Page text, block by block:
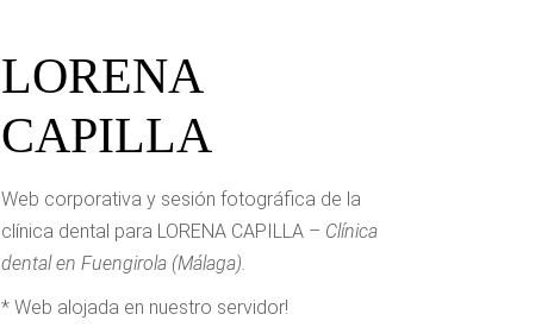
LORENA
CAPILLA
Web corporativa y sesión fotográfica de la
clínica dental para LORENA CAPILLA – Clínica
dental en Fuengirola (Málaga).
* Web alojada en nuestro servidor!